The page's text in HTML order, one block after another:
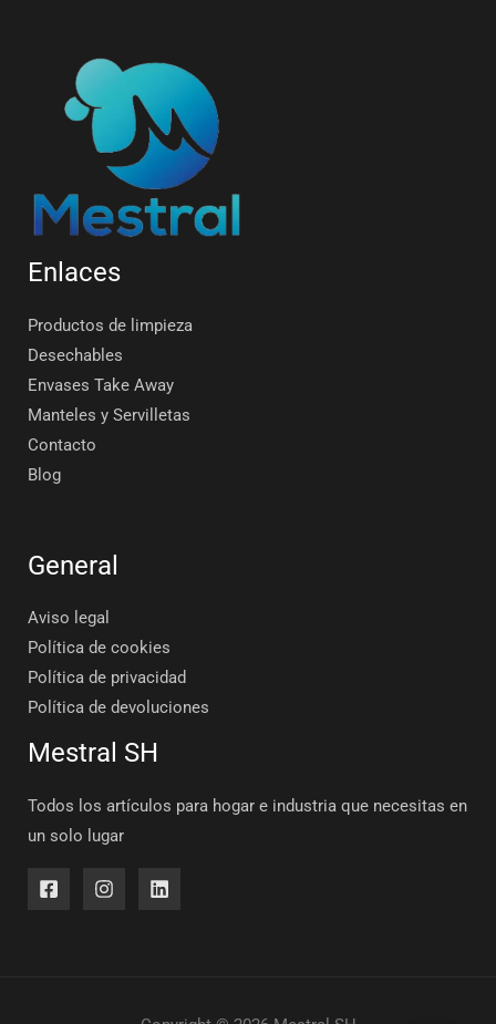
Enlaces
Productos de limpieza
Desechables
Envases Take Away
Manteles y Servilletas
Contacto
Blog
General
Aviso legal
Política de cookies
Política de privacidad
Política de devoluciones
Mestral SH
Todos los artículos para hogar e industria que necesitas en
un solo lugar